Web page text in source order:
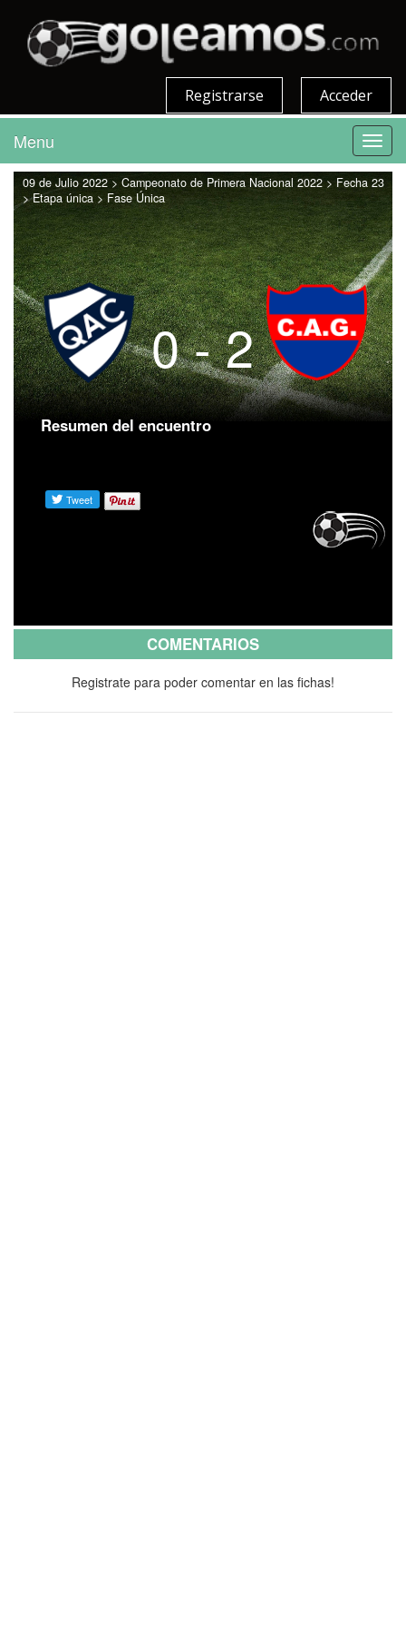
Acceder
Registrarse
Menu
09 de Julio 2022 > Campeonato de Primera Nacional 2022 > Fecha 23
> Etapa única > Fase Única
0 - 2
Resumen del encuentro
COMENTARIOS
Registrate para poder comentar en las fichas!